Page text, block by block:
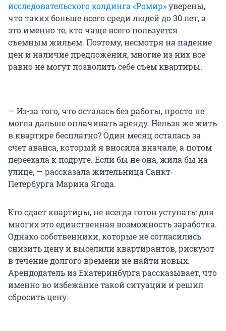
исследовательского холдинга «Ромир»уверены,
что таких больше всего среди людей до 30 лет, а
это именно те, кто чаще всего пользуется
съемным жильем. Поэтому, несмотря на падение
цен и наличие предложения, многие из них все
равно не могут позволить себе съем квартиры.
— Из-за того, что осталась без работы, просто не
могла дальше оплачивать аренду. Нельзя же жить
в квартире бесплатно? Один месяц осталась за
счет аванса, который я вносила вначале, а потом
переехала к подруге. Если бы не она, жила бы на
улице, — рассказала жительница Санкт-
Петербурга Марина Ягода.
Кто сдает квартиры, не всегда готов уступать: для
многих это единственная возможность заработка.
Однако собственники, которые не согласились
снизить цену и выселили квартирантов, рискуют
в течение долгого времени не найти новых.
Арендодатель из Екатеринбурга рассказывает, что
именно во избежание такой ситуации и решил
сбросить цену.